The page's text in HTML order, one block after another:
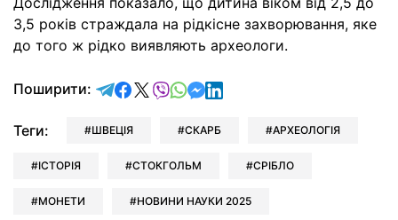
3,5 років страждала на рідкісне захворювання, яке
до того ж рідко виявляють археологи.
Поширити: відправити у Telegram
поділитись у Facebook
поділитись у X
відправити у Viber
відправити у Whatsapp
відправити у Messenger
відправити у LinkedIn
Теги: ШВЕЦІЯ СКАРБ АРХЕОЛОГІЯ
ІСТОРІЯ СТОКГОЛЬМ СРІБЛО
МОНЕТИ НОВИНИ НАУКИ 2025